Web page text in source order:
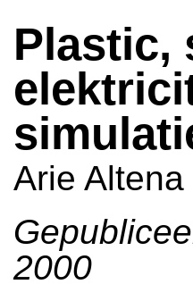
Plastic,
Arie Altena
2000